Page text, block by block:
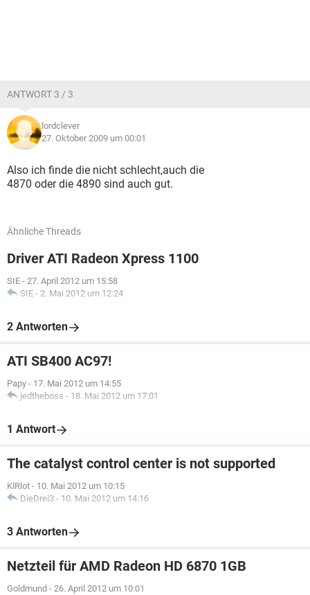
ANTWORT 3 / 3
lordclever
27. Oktober 2009 um 00:01
Also ich finde die nicht schlecht,auch die
4870 oder die 4890 sind auch gut.
Ähnliche Threads
Driver ATI Radeon Xpress 1100
SIE - 27. April 2012 um 15:58
SIE - 2. Mai 2012 um 12:24
2 Antworten
ATI SB400 AC97!
Papy - 17. Mai 2012 um 14:55
jedtheboss - 18. Mai 2012 um 17:01
1 Antwort
The catalyst control center is not supported
KlRlot - 10. Mai 2012 um 10:15
DieDrei3 - 10. Mai 2012 um 14:16
3 Antworten
Netzteil für AMD Radeon HD 6870 1GB
Goldmund - 26. April 2012 um 10:01